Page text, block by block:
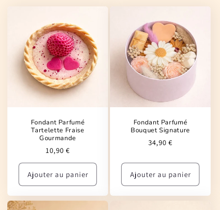
Fondant Parfumé
Tartelette Fraise
Gourmande
Prix
habituel
10,90 €
Ajouter au panier
Fondant Parfumé
Bouquet Signature
Prix
34,90 €
Ajouter au panier